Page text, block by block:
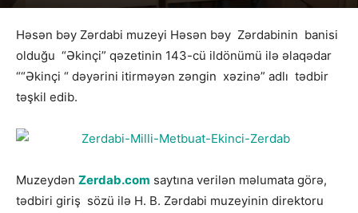
Həsən bəy Zərdabi muzeyi Həsən bəy Zərdabinin banisi
olduğu “Əkinçi” qəzetinin 143-cü ildönümü ilə əlaqədar
““Əkinçi “ dəyərini itirməyən zəngin xəzinə” adlı tədbir
təşkil edib.
Muzeydən Zerdab.com saytına verilən məlumata görə,
tədbiri giriş sözü ilə H. B. Zərdabi muzeyinin direktoru